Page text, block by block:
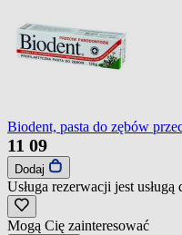
Biodent, pasta do zębów
11 09
Dodaj
Usługa rezerwacji jest usługą
Mogą Cię zainteresować